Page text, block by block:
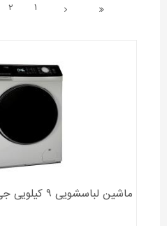
1
2
ماشین لباسشویی 9 کیلویی جی پلاس مدل GWM-P954